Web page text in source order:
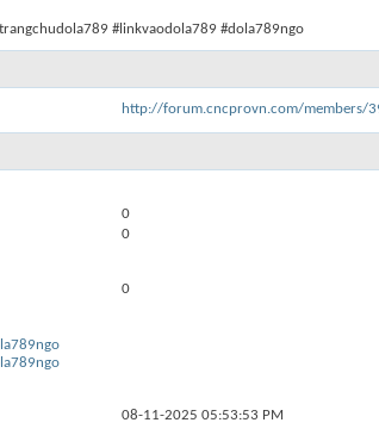
#linkvaodola789 #dola789ngo
http://forum.cncprovn.com/members/
0
0
0
08-11-2025 05:53:53 PM